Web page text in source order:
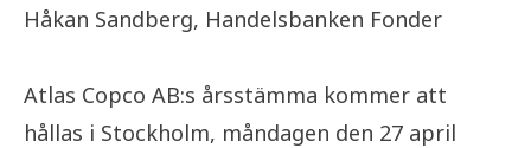
Håkan Sandberg, Handelsbanken Fonder
Atlas Copco AB:s årsstämma kommer att
hållas i Stockholm, måndagen den 27 april